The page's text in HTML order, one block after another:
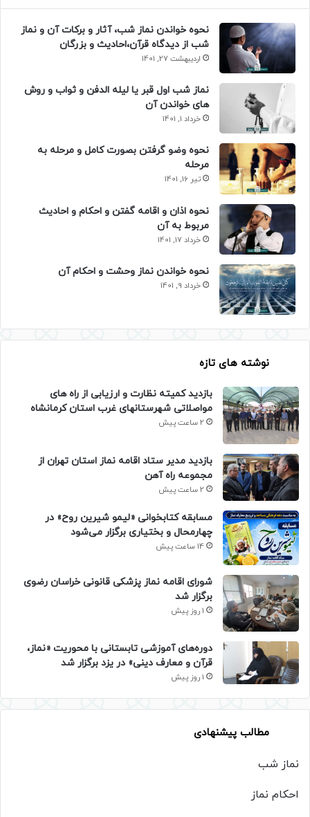
نحوه خواندن نماز شب، آثار و برکات آن و نماز
شب از دیدگاه قرآن،احادیث و بزرگان
اردیبهشت 27, 1401
نماز شب اول قبر یا لیله الدفن و ثواب و روش
های خواندن آن
خرداد 1, 1401
نحوه وضو گرفتن بصورت کامل و مرحله به
مرحله
تیر 16, 1401
نحوه اذان و اقامه گفتن و احکام و احادیث
مربوط به آن
خرداد 17, 1401
نحوه خواندن نماز وحشت و احکام آن
خرداد 9, 1401
نوشته های تازه
بازدید کمیته نظارت و ارزیابی از راه های
مواصلاتی شهرستانهای غرب استان کرمانشاه
2 ساعت پیش
بازدید مدیر ستاد اقامه نماز استان تهران از
مجموعه راه آهن
2 ساعت پیش
مسابقه کتابخوانی «لیمو شیرین روح» در
چهارمحال و بختیاری برگزار می‌شود
14 ساعت پیش
شورای اقامه نماز پزشکی قانونی خراسان رضوی
برگزار شد
1 روز پیش
دوره‌های آموزشی تابستانی با محوریت «نماز،
قرآن و معارف دینی» در یزد برگزار شد
1 روز پیش
مطالب پیشنهادی
نماز شب
احکام نماز